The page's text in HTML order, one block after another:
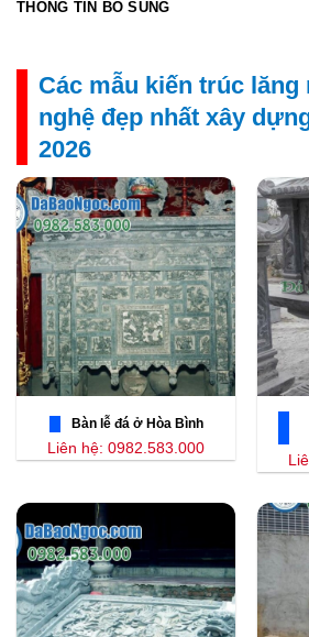
THÔNG TIN BỔ SUNG
Các mẫu kiến trúc lăng
nghệ đẹp nhất xây
2026
Bàn lễ đá ở Hòa Bình
Liên hệ: 0982.583.000